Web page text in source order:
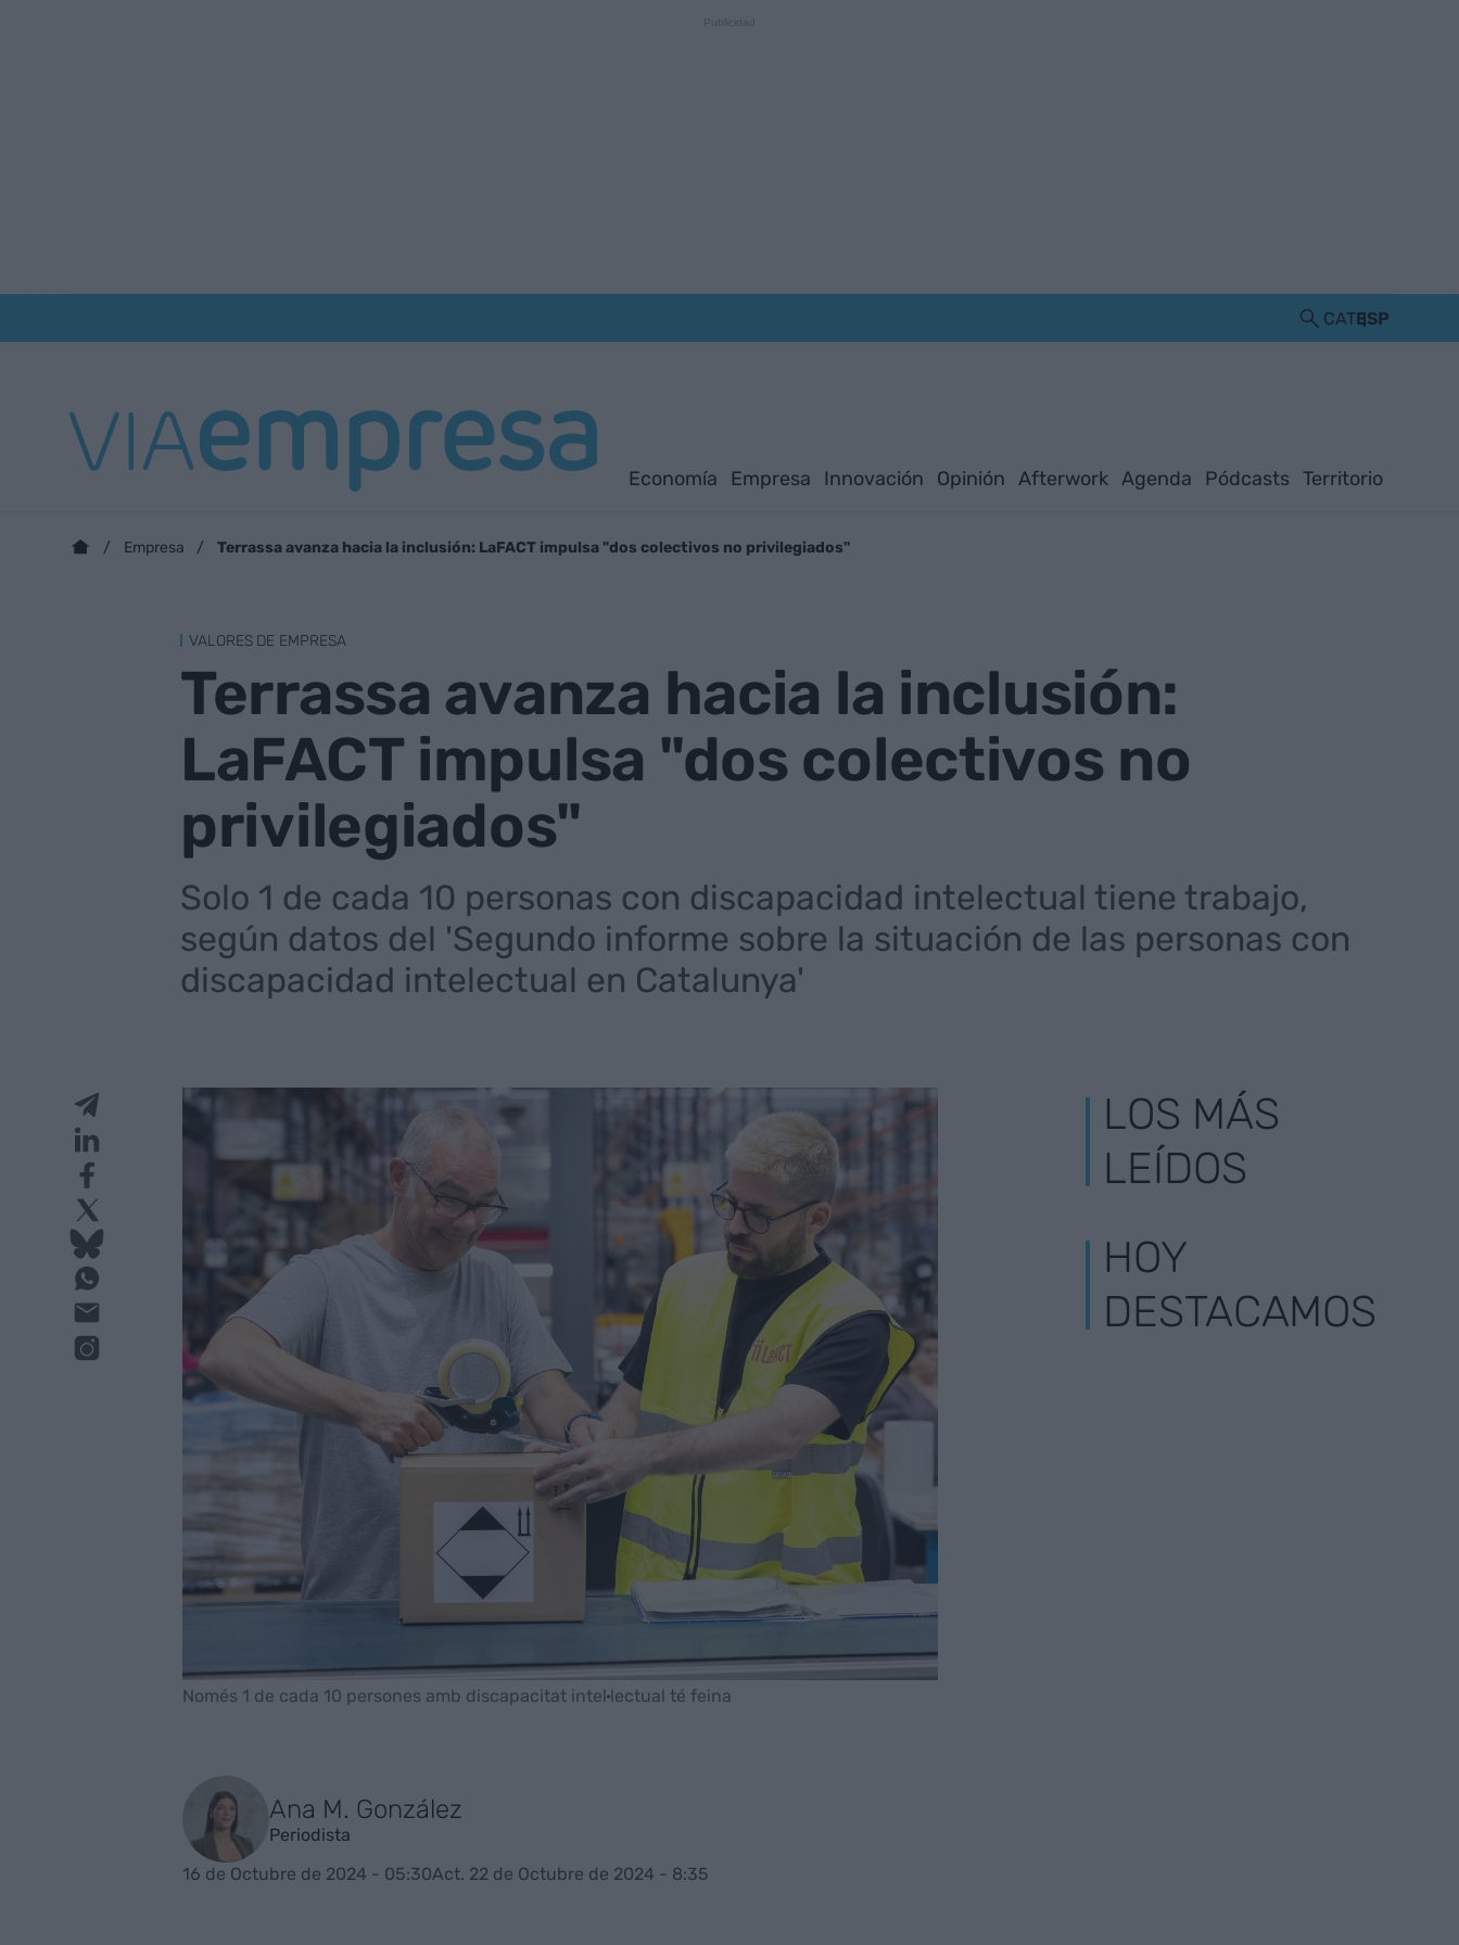
CATESP
Economía Empresa Innovación Opinión Afterwork Agenda Pódcasts Territorio
Empresa Terrassa avanza hacia la inclusión: LaFACT impulsa "dos colectivos no privilegiados"
VALORES DE EMPRESA
Terrassa avanza hacia la inclusión:
LaFACT impulsa "dos colectivos no
privilegiados"
Solo 1 de cada 10 personas con discapacidad intelectual tiene trabajo,
según datos del 'Segundo informe sobre la situación de las personas con
discapacidad intelectual en Catalunya'
Només 1 de cada 10 persones amb dis­capacitat intel·lectual té feina
Ana M. González
Periodista
16 de Octubre de 2024 - 05:30Act. 22 de Octubre de 2024 - 8:35
LOS MÁS
LEÍDOS
HOY
DESTACAMOS